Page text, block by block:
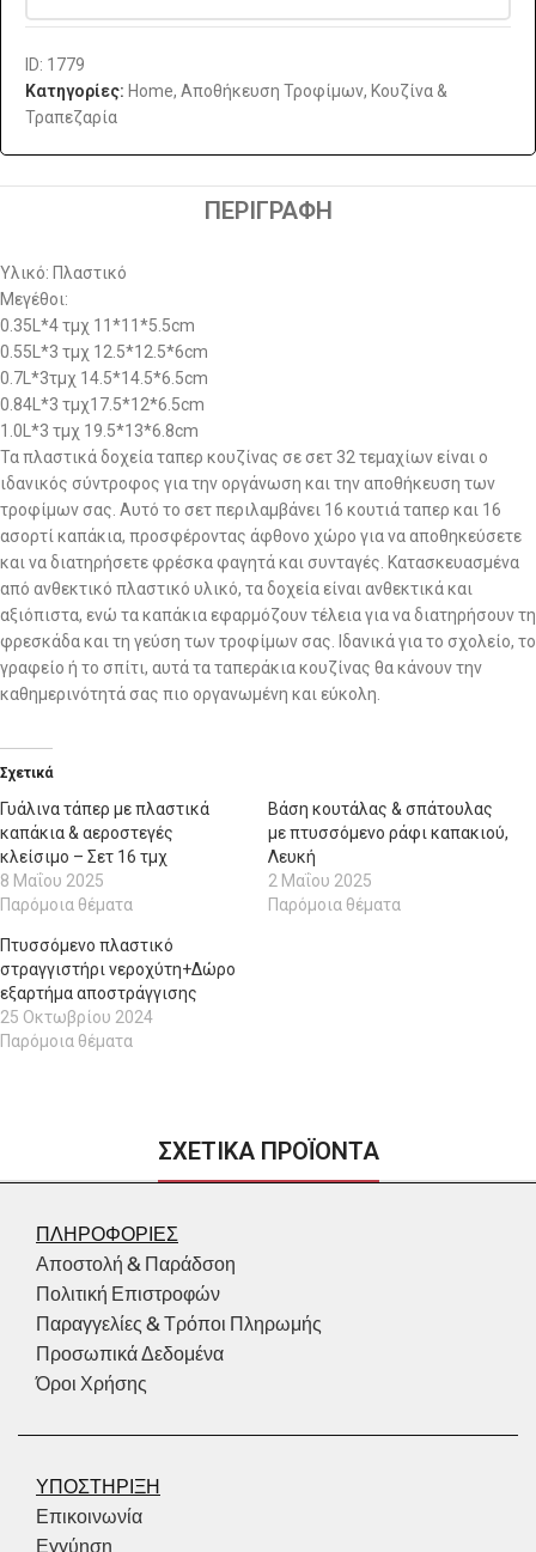
ID: 1779
Κατηγορίες: Home, Αποθήκευση Τροφίμων, Κουζίνα &
Τραπεζαρία
ΠΕΡΙΓΡΑΦΉ
Υλικό: Πλαστικό
Μεγέθοι:
0.35L*4 τμχ 11*11*5.5cm
0.55L*3 τμχ 12.5*12.5*6cm
0.7L*3τμχ 14.5*14.5*6.5cm
0.84L*3 τμχ17.5*12*6.5cm
1.0L*3 τμχ 19.5*13*6.8cm
Τα πλαστικά δοχεία ταπερ κουζίνας σε σετ 32 τεμαχίων είναι ο
ιδανικός σύντροφος για την οργάνωση και την αποθήκευση των
τροφίμων σας. Αυτό το σετ περιλαμβάνει 16 κουτιά ταπερ και 16
ασορτί καπάκια, προσφέροντας άφθονο χώρο για να αποθηκεύσετε
και να διατηρήσετε φρέσκα φαγητά και συνταγές. Κατασκευασμένα
από ανθεκτικό πλαστικό υλικό, τα δοχεία είναι ανθεκτικά και
αξιόπιστα, ενώ τα καπάκια εφαρμόζουν τέλεια για να διατηρήσουν τη
φρεσκάδα και τη γεύση των τροφίμων σας. Ιδανικά για το σχολείο, το
γραφείο ή το σπίτι, αυτά τα ταπεράκια κουζίνας θα κάνουν την
καθημερινότητά σας πιο οργανωμένη και εύκολη.
Σχετικά
Γυάλινα τάπερ με πλαστικά
καπάκια & αεροστεγές
κλείσιμο – Σετ 16 τμχ
8 Μαΐου 2025
Παρόμοια θέματα
Βάση κουτάλας & σπάτουλας
με πτυσσόμενο ράφι καπακιού,
Λευκή
2 Μαΐου 2025
Παρόμοια θέματα
Πτυσσόμενο πλαστικό
στραγγιστήρι νεροχύτη+Δώρο
εξαρτήμα αποστράγγισης
25 Οκτωβρίου 2024
Παρόμοια θέματα
ΣΧΕΤΙΚΑ ΠΡΟΪΟΝΤΑ
ΠΛΗΡΟΦΟΡΙΕΣ
Αποστολή & Παράδσοη
Πολιτική Επιστροφών
Παραγγελίες & Τρόποι Πληρωμής
Προσωπικά Δεδομένα
Όροι Χρήσης
ΥΠΟΣΤΗΡΙΞΗ
Επικοινωνία
Εγγύηση